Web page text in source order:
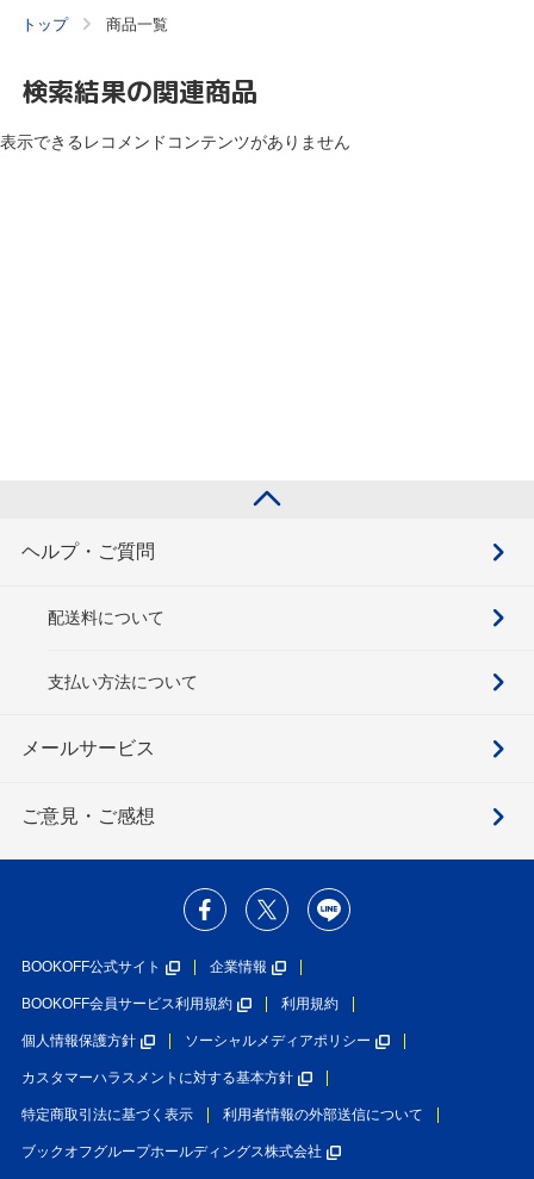
トップ 商品一覧
検索結果の関連商品
表示できるレコメンドコンテンツがありません
ヘルプ・ご質問
配送料について
支払い方法について
メールサービス
ご意見・ご感想
BOOKOFF公式サイト 企業情報
BOOKOFF会員サービス利用規約 利用規約
個人情報保護方針 ソーシャルメディアポリシー
カスタマーハラスメントに対する基本方針
特定商取引法に基づく表示 利用者情報の外部送信について
ブックオフグループホールディングス株式会社